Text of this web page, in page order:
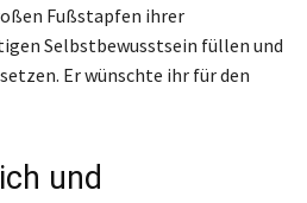
Fußstapfen ihrer
Selbstbewusstsein füllen und
Er wünschte ihr für den
und